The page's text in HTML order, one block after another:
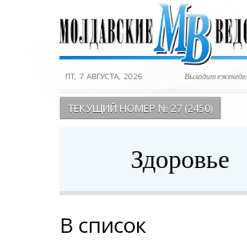
ПТ, 7 АВГУСТА, 2026 Выходит
ТЕКУЩИЙ НОМЕР № 27 (2450)
Здоровье
В список